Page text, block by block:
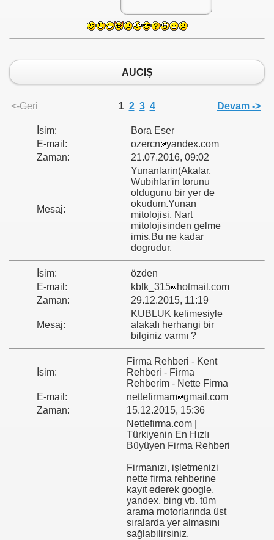
AUCIŞ
<-Geri 1 2 3 4 Devam ->
İsim:
Bora Eser
E-mail:
ozercn
yandex.com
Zaman:
21.07.2016, 09:02
Mesaj:
Yunanlarin(Akalar,
Wubihlar'in torunu
oldugunu bir yer de
okudum.Yunan
mitolojisi, Nart
mitolojisinden gelme
imis.Bu ne kadar
dogrudur.
İsim:
özden
E-mail:
kblk_315
hotmail.com
Zaman:
29.12.2015, 11:19
Mesaj:
KUBLUK kelimesiyle
alakalı herhangi bir
bilginiz varmı ?
İsim:
Firma Rehberi - Kent
Rehberi - Firma
Rehberim - Nette Firma
E-mail:
nettefirmam gmail.com
Zaman:
15.12.2015, 15:36
Nettefirma.com |
Türkiyenin En Hızlı
Büyüyen Firma Rehberi
Firmanızı, işletmenizi
nette firma rehberine
kayıt ederek google,
yandex, bing vb. tüm
arama motorlarında üst
sıralarda yer almasını
sağlabilirsiniz.